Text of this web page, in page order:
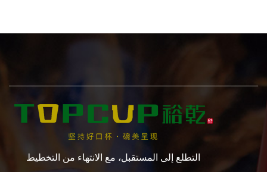
التطلع إلى المستقبل، مع الانتهاء من التخطيط